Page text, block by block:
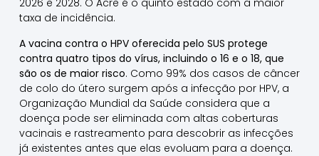
2026 e 2028. O Acre é o quinto estado com a maior
taxa de incidência.
A vacina contra o HPV oferecida pelo SUS protege
contra quatro tipos do vírus, incluindo o 16 e o 18, que
são os de maior risco. Como 99% dos casos de câncer
de colo do útero surgem após a infecção por HPV, a
Organização Mundial da Saúde considera que a
doença pode ser eliminada com altas coberturas
vacinais e rastreamento para descobrir as infecções
já existentes antes que elas evoluam para a doença.